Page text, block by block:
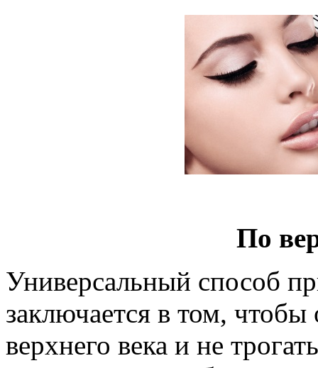
По
Универсальный способ
заключается в том,
верхнего века и не